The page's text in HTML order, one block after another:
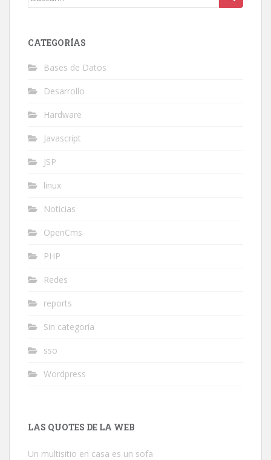
CATEGORÍAS
Bases de Datos
Desarrollo
Hardware
Javascript
JSP
linux
Noticias
OpenCms
PHP
Redes
reports
Sin categoría
sso
Wordpress
LAS QUOTES DE LA WEB
Un multisitio en casa es un sofa